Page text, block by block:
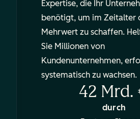
Expertise, die Ihr
benötigt, um im Zeitalter
Mehrwert zu schaffen.
Sie Millionen von
Kundenunternehmen,
systematisch zu wachsen.
42 Mrd.
durch